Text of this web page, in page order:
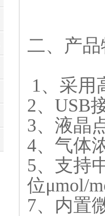
二、产
1、采用
2、USB
3、液晶
4、气体
5、支持
位μmol/
7、内置